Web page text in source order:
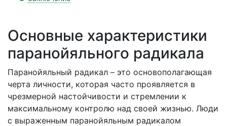
Основные характеристики
паранойяльного радикала
Паранойяльный радикал – это основополагающая
черта личности, которая часто проявляется в
чрезмерной настойчивости и стремлении к
максимальному контролю над своей жизнью. Люди
с выраженным паранойяльным радикалом